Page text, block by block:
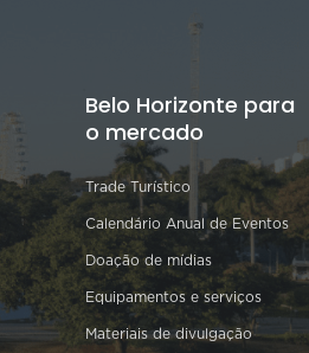
Belo Horizonte para
o mercado
Trade Turístico
Calendário Anual de Eventos
Doação de mídias
Equipamentos e serviços
Materiais de divulgação